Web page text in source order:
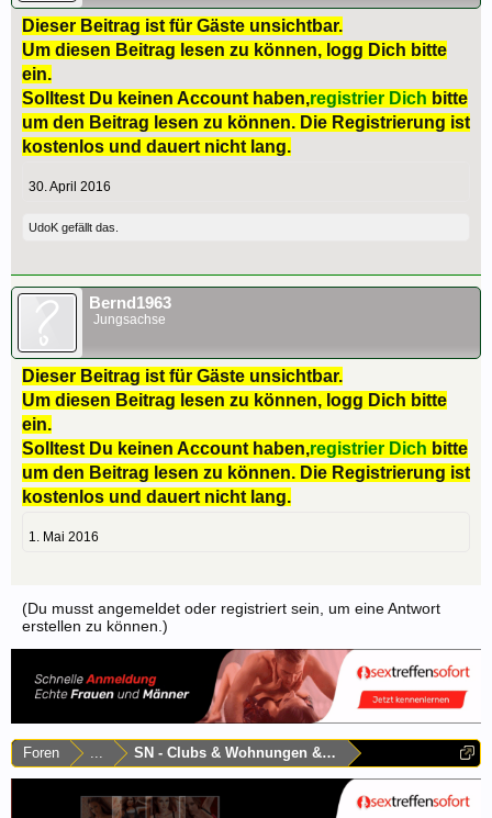
Dieser Beitrag ist für Gäste unsichtbar.
Um diesen Beitrag lesen zu können, logg Dich bitte
ein.
Solltest Du keinen Account haben,registrier Dich bitte
um den Beitrag lesen zu können. Die Registrierung ist
kostenlos und dauert nicht lang.
30. April 2016
UdoK gefällt das.
Bernd1963
Jungsachse
Dieser Beitrag ist für Gäste unsichtbar.
Um diesen Beitrag lesen zu können, logg Dich bitte
ein.
Solltest Du keinen Account haben,registrier Dich bitte
um den Beitrag lesen zu können. Die Registrierung ist
kostenlos und dauert nicht lang.
1. Mai 2016
(Du musst angemeldet oder registriert sein, um eine Antwort
erstellen zu können.)
Foren ... SN - Clubs & Wohnungen & Laufhäuser